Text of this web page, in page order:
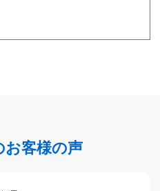
お客様の声